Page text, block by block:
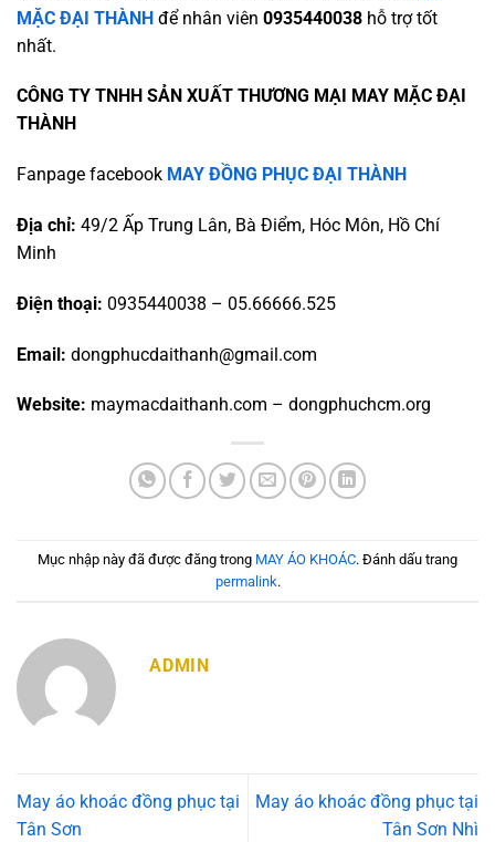
MẶC ĐẠI THÀNH để nhân viên 0935440038 hỗ trợ tốt
nhất.
CÔNG TY TNHH SẢN XUẤT THƯƠNG MẠI MAY MẶC ĐẠI
THÀNH
Fanpage facebook MAY ĐỒNG PHỤC ĐẠI THÀNH
Địa chỉ: 49/2 Ấp Trung Lân, Bà Điểm, Hóc Môn, Hồ Chí
Minh
Điện thoại: 0935440038 – 05.66666.525
Email: dongphucdaithanh@gmail.com
Website: maymacdaithanh.com – dongphuchcm.org
Mục nhập này đã được đăng trong MAY ÁO KHOÁC. Đánh dấu trang
permalink.
ADMIN
May áo khoác đồng phục tại
Tân Sơn
May áo khoác đồng phục tại
Tân Sơn Nhì